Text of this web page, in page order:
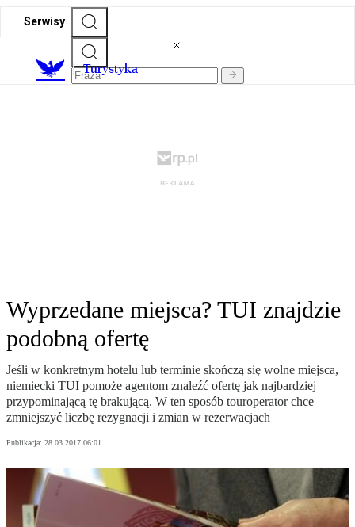
Serwisy
Turystyka
Wyprzedane miejsca? TUI znajdzie
podobną ofertę
Jeśli w konkretnym hotelu lub terminie skończą się wolne miejsca,
niemiecki TUI pomoże agentom znaleźć ofertę jak najbardziej
przypominającą tę brakującą. W ten sposób touroperator chce
zmniejszyć liczbę rezygnacji i zmian w rezerwacjach
Publikacja: 28.03.2017 06:01